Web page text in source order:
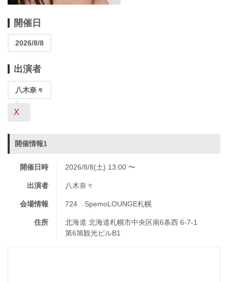
開催日
2026/8/8
出演者
八木奈々
X
開催情報1
開催日時 2026/8/8(土) 13:00 〜
出演者 八木奈々
会場情報 724 SpemoLOUNGE札幌
住所
北海道 北海道札幌市中央区南6条西 6-7-1
第6旭観光ビルB1